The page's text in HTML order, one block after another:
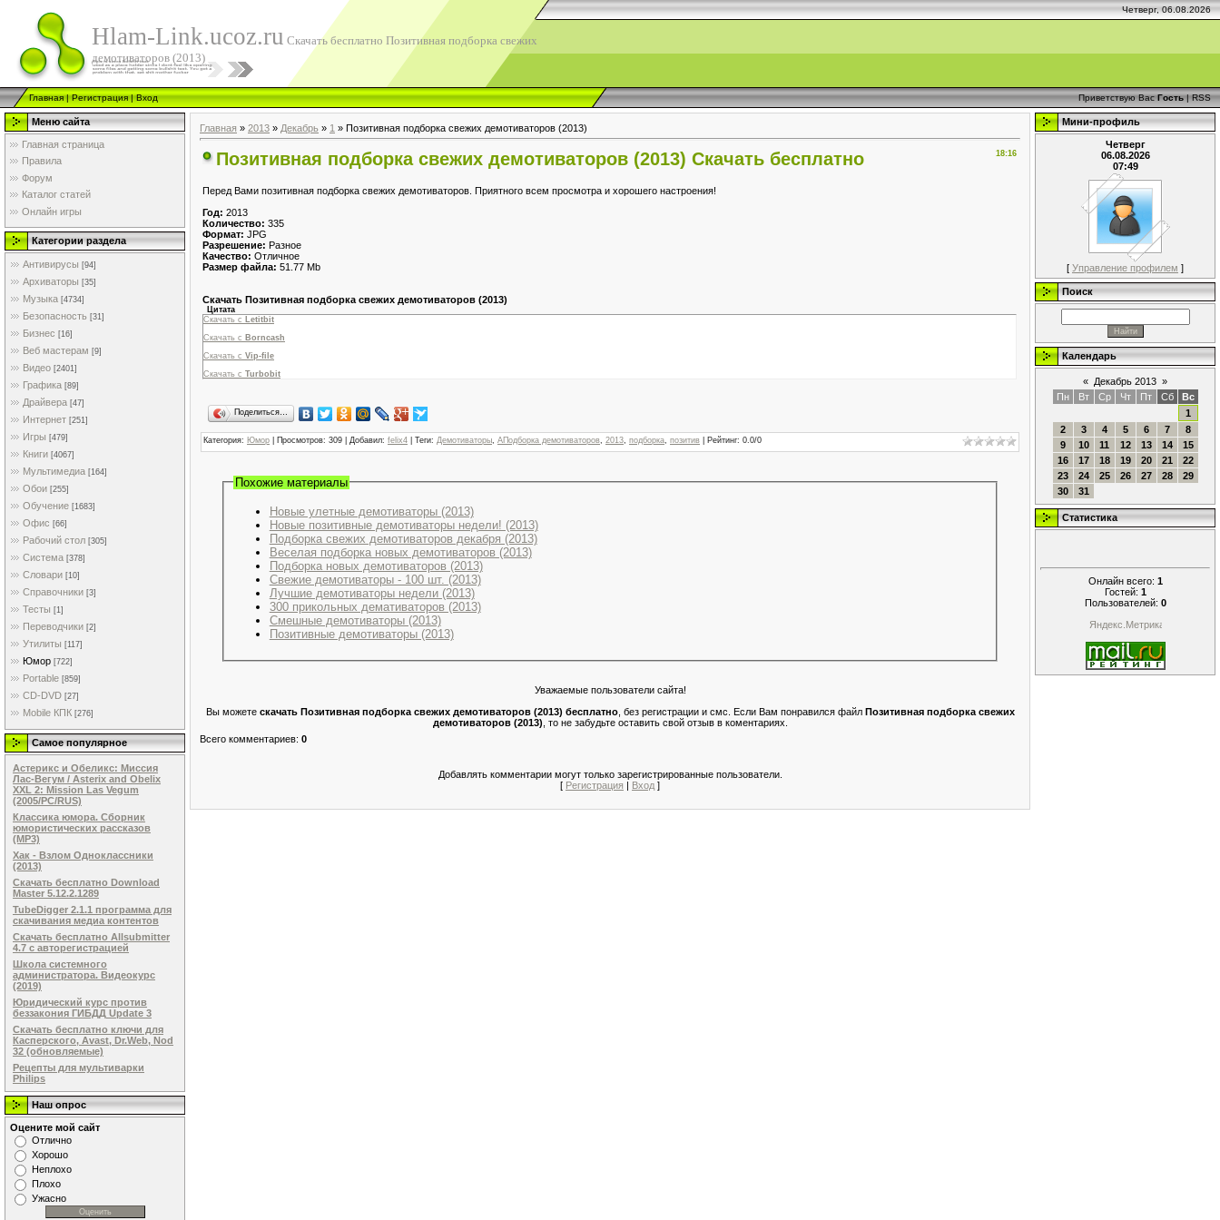
Четверг, 06.08.2026
Hlam-Link.ucoz.ru Скачать бесплатно Позитивная подборка свежих
демотиваторов (2013)
Главная|Регистрация|Вход Приветствую Вас Гость|RSS
Меню сайта
Главная страница
Правила
Форум
Каталог статей
Онлайн игры
Категории раздела
Антивирусы [94]
Архиваторы [35]
Музыка [4734]
Безопасность [31]
Бизнес [16]
Веб мастерам [9]
Видео [2401]
Графика [89]
Драйвера [47]
Интернет [251]
Игры [479]
Книги [4067]
Мультимедиа [164]
Обои [255]
Обучение [1683]
Офис [66]
Рабочий стол [305]
Система [378]
Словари [10]
Справочники [3]
Тесты [1]
Переводчики [2]
Утилиты [117]
Юмор [722]
Portable [859]
CD-DVD [27]
Mobile КПК [276]
Самое популярное
Астерикс и Обеликс: Миссия
Лас-Вегум / Asterix and Obelix
XXL 2: Mission Las Vegum
(2005/PC/RUS)
Классика юмора. Сборник
юмористических рассказов
(MP3)
Хак - Взлом Одноклассники
(2013)
Скачать бесплатно Download
Master 5.12.2.1289
TubeDigger 2.1.1 программа для
скачивания медиа контентов
Скачать бесплатно Allsubmitter
4.7 с авторегистрацией
Школа системного
администратора. Видеокурс
(2019)
Юридический курс против
беззакония ГИБДД Update 3
Скачать бесплатно ключи для
Касперского, Avast, Dr.Web, Nod
32 (обновляемые)
Рецепты для мультиварки
Philips
Наш опрос
Оцените мой сайт
Отлично
Хорошо
Неплохо
Плохо
Ужасно
Главная » 2013 » Декабрь » 1 » Позитивная подборка свежих демотиваторов (2013)
18:16
Позитивная подборка свежих демотиваторов (2013) Скачать бесплатно
Перед Вами позитивная подборка свежих демотиваторов. Приятного всем просмотра и хорошего настроения!
Год: 2013
Количество: 335
Формат: JPG
Разрешение: Разное
Качество: Отличное
Размер файла: 51.77 Mb
Скачать Позитивная подборка свежих демотиваторов (2013)
Цитата
Скачать с
Letitbit
Скачать с Borncash
Скачать с Vip-file
Скачать с Turbobit
Поделиться…
Категория: Юмор Просмотров: 309 | Добавил: felix4 Теги: Демотиваторы АПодборка демотиваторов 2013 подборка позитив Рейтинг: 0.0/0
Похожие материалы
Новые улетные демотиваторы (2013)
Новые позитивные демотиваторы недели! (2013)
Подборка свежих демотиваторов декабря (2013)
Веселая подборка новых демотиваторов (2013)
Подборка новых демотиваторов (2013)
Свежие демотиваторы - 100 шт. (2013)
Лучшие демотиваторы недели (2013)
300 прикольных демативаторов (2013)
Смешные демотиваторы (2013)
Позитивные демотиваторы (2013)
Уважаемые пользователи сайта!
Вы можете скачать Позитивная подборка свежих демотиваторов (2013) бесплатно, без регистрации и смс. Если Вам понравился файл Позитивная подборка свежих
демотиваторов (2013) , то не забудьте оставить свой отзыв в коментариях.
Всего комментариев: 0
Добавлять комментарии могут только зарегистрированные пользователи.
[ Регистрация Вход ]
Мини-профиль
Четверг
06.08.2026
07:49
[ Управление профилем ]
Поиск
Календарь
« Декабрь 2013 »
Пн
Вт Ср Чт Пт Сб
Вс
1
2
3 4 5 6 7
8
9
10 11 12 13 14
15
16
17 18 19 20 21
22
23
24 25 26 27 28
29
30
31
Статистика
Онлайн всего: 1
Гостей: 1
Пользователей: 0